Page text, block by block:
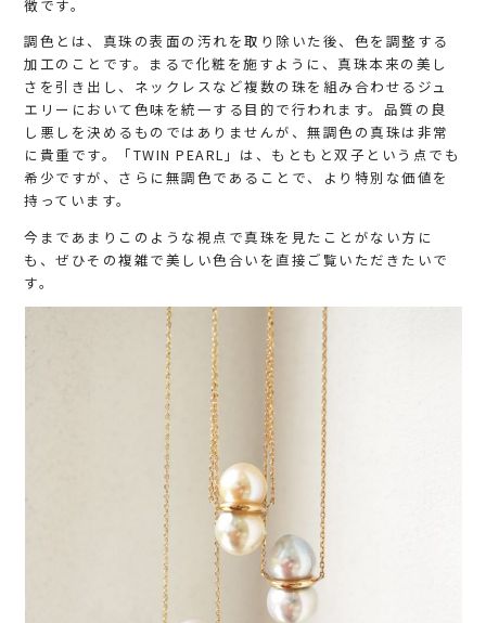
徴です。
調色とは、真珠の表面の汚れを取り除いた後、色を調整する
加工のことです。まるで化粧を施すように、真珠本来の美し
さを引き出し、ネックレスなど複数の珠を組み合わせるジュ
エリーにおいて色味を統一する目的で行われます。品質の良
し悪しを決めるものではありませんが、無調色の真珠は非常
に貴重です。「TWIN PEARL」は、もともと双子という点でも
希少ですが、さらに無調色であることで、より特別な価値を
持っています。
今まであまりこのような視点で真珠を見たことがない方に
も、ぜひその複雑で美しい色合いを直接ご覧いただきたいで
す。